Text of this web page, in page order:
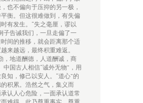
也不偏向于压抑的另一极，
衡。但这很难做到，有失偏
有发生。“失之毫厘，谬以
子告诫我们，一旦走偏了一
间的推移，就会距离那个适
来越远，最终积重难返。
，地道酬德，人道酬诚，商
中国古人相信“诚外无物”，用
知，修己以安人。“道心”的
积累。浩然之气，集义而
认人心危险，一面承认道常